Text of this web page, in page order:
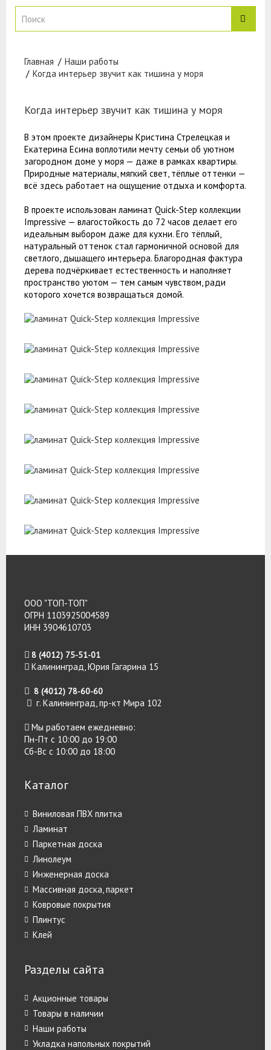
Наши работы
Когда интерьер звучит как тишина у моря
Когда интерьер звучит как тишина у моря
В этом проекте дизайнеры Кристина Стрелецкая и
Екатерина Есина воплотили мечту семьи об уютном
загородном доме у моря — даже в рамках квартиры.
Природные материалы, мягкий свет, тёплые оттенки —
всё здесь работает на ощущение отдыха и комфорта.
В проекте использован ламинат Quick-Step коллекции
Impressive — влагостойкость до 72 часов делает его
идеальным выбором даже для кухни. Его тёплый,
натуральный оттенок стал гармоничной основой для
светлого, дышащего интерьера. Благородная фактура
дерева подчёркивает естественность и наполняет
пространство уютом — тем самым чувством, ради
которого хочется возвращаться домой.
ООО "ТОП-ТОП"
ОГРН 1103925004589
ИНН 3904610703
8 (4012) 75-51-01
Калининград, Юрия Гагарина 15
8 (4012) 78-60-60
г. Калининград, пр-кт Мира 102
Мы работаем ежедневно:
Пн-Пт с 10:00 до 19:00
Сб-Вс с 10:00 до 18:00
Каталог
Виниловая ПВХ плитка
Ламинат
Паркетная доска
Линолеум
Инженерная доска
Массивная доска, паркет
Ковровые покрытия
Плинтус
Клей
Разделы сайта
Акционные товары
Товары в наличии
Наши работы
Укладка напольных покрытий